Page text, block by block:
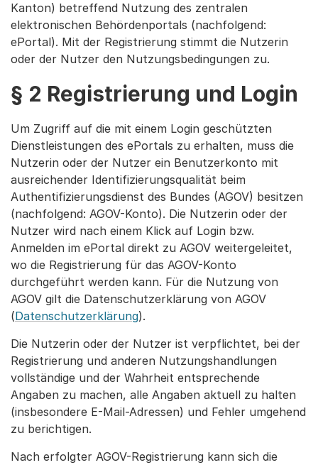
Kanton) betreffend Nutzung des zentralen
elektronischen Behördenportals (nachfolgend:
ePortal). Mit der Registrierung stimmt die Nutzerin
oder der Nutzer den Nutzungsbedingungen zu.
§ 2 Registrierung und Login
Um Zugriff auf die mit einem Login geschützten
Dienstleistungen des ePortals zu erhalten, muss die
Nutzerin oder der Nutzer ein Benutzerkonto mit
ausreichender Identifizierungsqualität beim
Authentifizierungsdienst des Bundes (AGOV) besitzen
(nachfolgend: AGOV-Konto). Die Nutzerin oder der
Nutzer wird nach einem Klick auf Login bzw.
Anmelden im ePortal direkt zu AGOV weitergeleitet,
wo die Registrierung für das AGOV-Konto
durchgeführt werden kann. Für die Nutzung von
AGOV gilt die Datenschutzerklärung von AGOV
(Datenschutzerklärung).
Die Nutzerin oder der Nutzer ist verpflichtet, bei der
Registrierung und anderen Nutzungshandlungen
vollständige und der Wahrheit entsprechende
Angaben zu machen, alle Angaben aktuell zu halten
(insbesondere E-Mail-Adressen) und Fehler umgehend
zu berichtigen.
Nach erfolgter AGOV-Registrierung kann sich die